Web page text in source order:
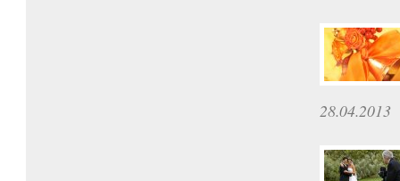
28.04.2013